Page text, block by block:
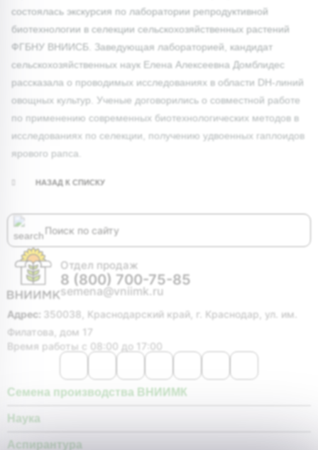
состоялась экскурсия по лаборатории репродуктивной
биотехнологии в селекции сельскохозяйственных растений
ФГБНУ ВНИИСБ. Заведующая лабораторией, кандидат
сельскохозяйственных наук Елена Алексеевна Домблидес
рассказала о проводимых исследованиях в области DH-линий
овощных культур. Ученые договорились о совместной работе
по применению современных биотехнологических методов в
исследованиях по селекции, получению удвоенных гаплоидов
ярового рапса.
НАЗАД К СПИСКУ
Отдел продаж
8 (800) 700-75-85
semena@vniimk.ru
Адрес: 350038, Краснодарский край, г. Краснодар, ул. им.
Филатова, дом 17
Время работы с 08:00 до 17:00
Семена производства ВНИИМК
Наука
Аспирантура